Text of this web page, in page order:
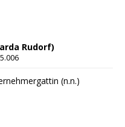
Rudorf)